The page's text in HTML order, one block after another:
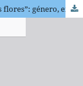
“Basta que me enamores –o que me mandes flores”: género, experiencia y emociones en el corpus del pop-rock en español